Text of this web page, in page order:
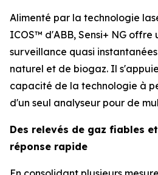
Alimenté par la technologie
ICOS™ d'ABB, Sensi+ NG offre
surveillance quasi
naturel et de biogaz. Il
capacité de la technologie à
d'un seul analyseur pour de
Des relevés de gaz fiables
réponse rapide